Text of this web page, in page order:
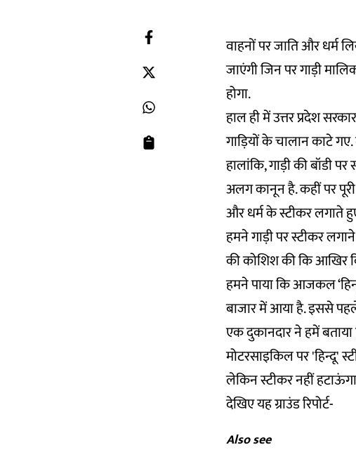
वाहनों पर जाति और
जाएंगी जिन पर गाड़ी
होगा.
हाल ही में उत्तर प्रदेश
गाड़ियों के चालान काटे
हालांकि, गाड़ी की बॉडी
अलग कानून है. कहीं पर
और धर्म के स्टीकर लगाते
हमने गाड़ी पर स्टीकर
की कोशिश की कि आखिर
हमने पाया कि आजकल
बाजार में आया है. इससे पहले
एक दुकानदार ने हमें बताया
मोटरसाइकिल पर 'हिन्दू'
लेकिन स्टीकर नहीं
देखिए यह ग्राउंड रिपोर्ट-
Also see